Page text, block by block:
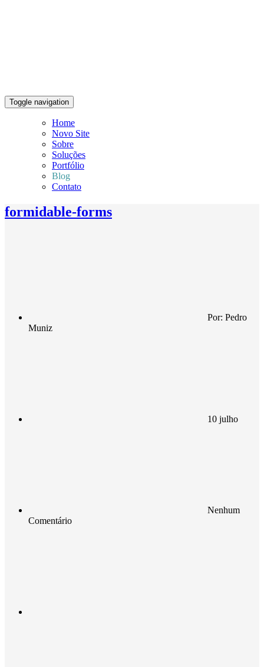
Toggle navigation
Home
Novo Site
Sobre
Soluções
Portfólio
Blog
Contato
formidable-forms
Por: Pedro
Muniz
10 julho
Nenhum
Comentário